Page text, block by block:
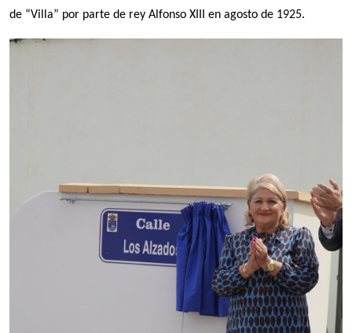
de “Villa” por parte de rey Alfonso XIII en agosto de 1925.